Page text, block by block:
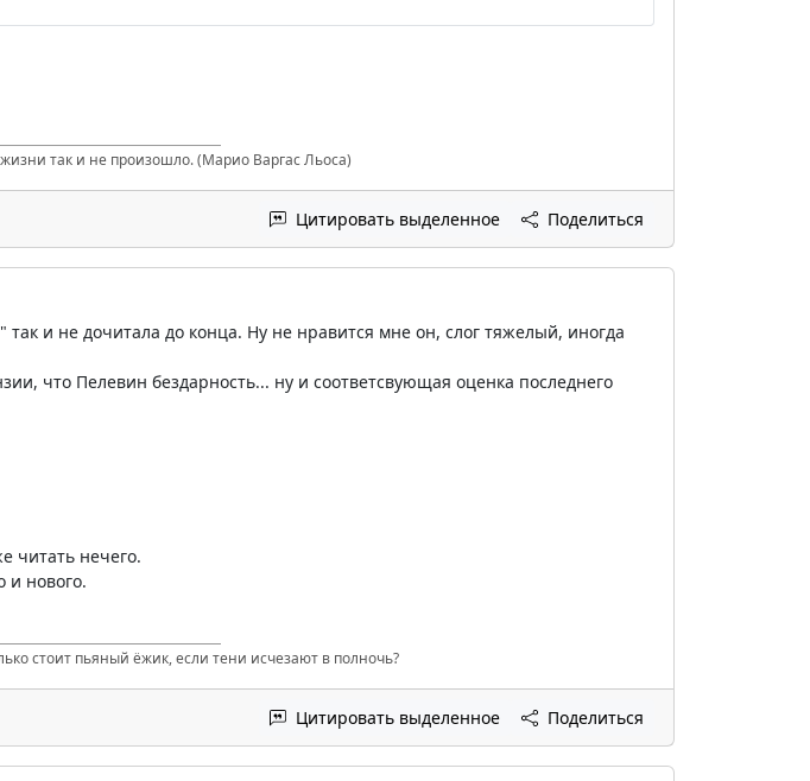
так и не произошло. (Марио Варгас Льоса)
Цитировать выделенное Поделиться
и не дочитала до конца. Ну не нравится мне он, слог тяжелый, иногда
что Пелевин бездарность... ну и соответсвующая оценка последнего
читать нечего.
и нового.
стоит пьяный ёжик, если тени исчезают в полночь?
Цитировать выделенное Поделиться